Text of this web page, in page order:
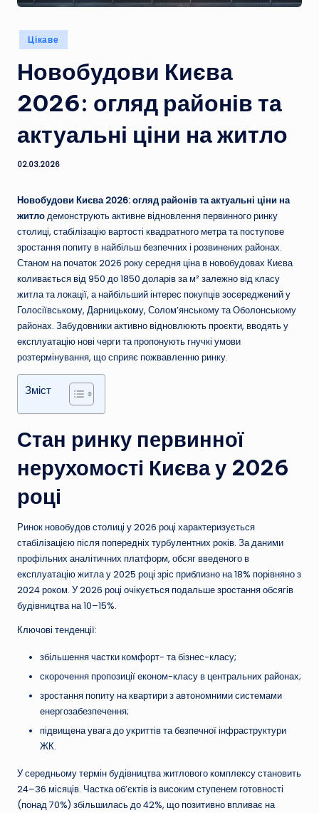
Опубліковано
у
Цікаве
Новобудови Києва
2026: огляд районів та
актуальні ціни на житло
02.03.2026
Новобудови Києва 2026: огляд районів та актуальні ціни на
житлодемонструють активне відновлення первинного ринку
столиці, стабілізацію вартості квадратного метра та поступове
зростання попиту в найбільш безпечних і розвинених районах.
Станом на початок 2026 року середня ціна в новобудовах Києва
коливається від 950 до 1850 доларів за м² залежно від класу
житла та локації, а найбільший інтерес покупців зосереджений у
Голосіївському, Дарницькому, Солом’янському та Оболонському
районах. Забудовники активно відновлюють проєкти, вводять у
експлуатацію нові черги та пропонують гнучкі умови
розтермінування, що сприяє пожвавленню ринку.
Зміст
Стан ринку первинної
нерухомості Києва у 2026
році
Ринок новобудов столиці у 2026 році характеризується
стабілізацією після попередніх турбулентних років. За даними
профільних аналітичних платформ, обсяг введеного в
експлуатацію житла у 2025 році зріс приблизно на 18% порівняно з
2024 роком. У 2026 році очікується подальше зростання обсягів
будівництва на 10–15%.
Ключові тенденції:
збільшення частки комфорт- та бізнес-класу;
скорочення пропозиції економ-класу в центральних районах;
зростання попиту на квартири з автономними системами
енергозабезпечення;
підвищена увага до укриттів та безпечної інфраструктури
ЖК.
У середньому термін будівництва житлового комплексу становить
24–36 місяців. Частка об’єктів із високим ступенем готовності
(понад 70%) збільшилась до 42%, що позитивно впливає на